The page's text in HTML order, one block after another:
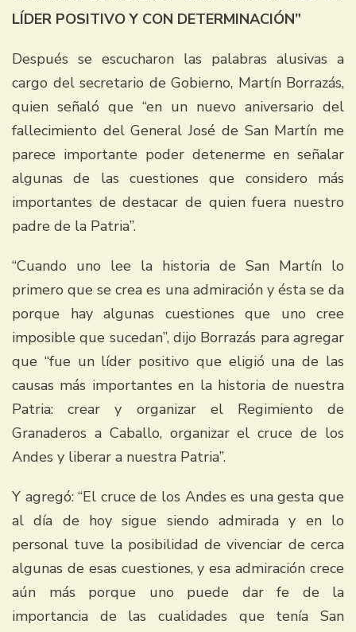
LÍDER POSITIVO Y CON DETERMINACIÓN”
Después se escucharon las palabras alusivas a
cargo del secretario de Gobierno, Martín Borrazás,
quien señaló que “en un nuevo aniversario del
fallecimiento del General José de San Martín me
parece importante poder detenerme en señalar
algunas de las cuestiones que considero más
importantes de destacar de quien fuera nuestro
padre de la Patria”.
“Cuando uno lee la historia de San Martín lo
primero que se crea es una admiración y ésta se da
porque hay algunas cuestiones que uno cree
imposible que sucedan”, dijo Borrazás para agregar
que “fue un líder positivo que eligió una de las
causas más importantes en la historia de nuestra
Patria: crear y organizar el Regimiento de
Granaderos a Caballo, organizar el cruce de los
Andes y liberar a nuestra Patria”.
Y agregó: “El cruce de los Andes es una gesta que
al día de hoy sigue siendo admirada y en lo
personal tuve la posibilidad de vivenciar de cerca
algunas de esas cuestiones, y esa admiración crece
aún más porque uno puede dar fe de la
importancia de las cualidades que tenía San